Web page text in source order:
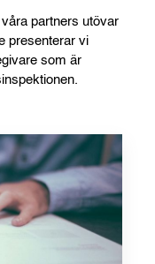
partners utövar
presenterar vi
som är